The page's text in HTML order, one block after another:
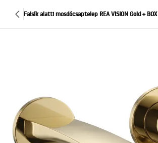
Falsík alatti mosdócsaptelep REA VISION Gold + BOX